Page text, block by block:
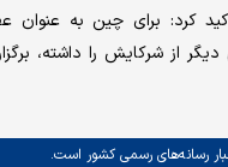
کرد: برای چین به عنوان
از شرکایش را داشته،
رسانه‌های رسمی کشور است.